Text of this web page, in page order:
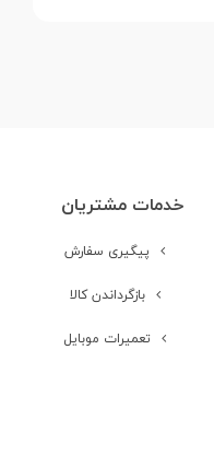
خدمات مشتریان
پیگیری سفارش
بازگرداندن کالا
تعمیرات موبایل